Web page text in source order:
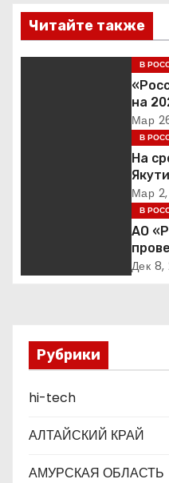
в
и
п
Читайте также
В
на
Мар
В
На
Мар
В
АО
Дек 8,
Рубрики
hi-tech
АЛТАЙСКИЙ КРАЙ
АМУРСКАЯ ОБЛАСТЬ